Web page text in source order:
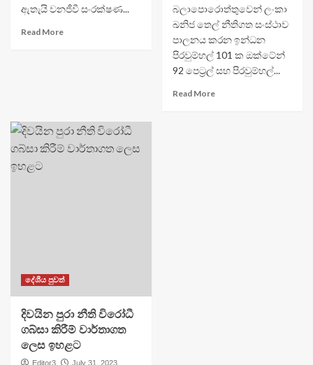
ඇතැයි වනජීවී සංරක්ෂණ...
Read More
බලාපොරොත්තුවෙන් ලංකා
ඛනිජ තෙල් නීතිගත සංස්ථාව
පාලනය කරන ඉන්ධන
පිරවුම්හල් 101 ක ඔක්ටේන්
92 පෙට්‍රල් සහ පිරවුම්හල්...
Read More
දේශීය පුවත්
දිවයින පුරා නීති විරෝධී
ගබ්සා කිරීම් වාර්තාගත
ලෙස ඉහළට
Editor3
July 31, 2023